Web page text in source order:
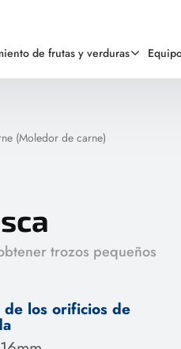
de frutas y verduras
(Moledor de carne)
trozos pequeños
de los orificios de